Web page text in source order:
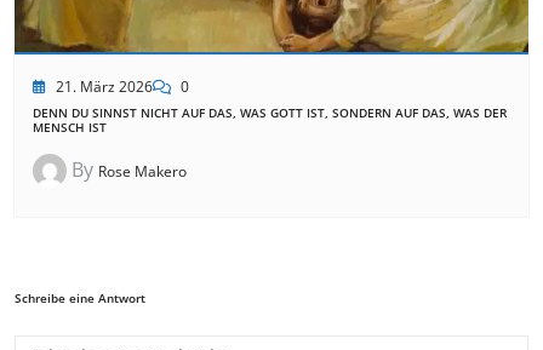
21. März 2026 0
DENN DU SINNST NICHT AUF DAS, WAS GOTT IST, SONDERN AUF DAS, WAS DER
MENSCH IST
By Rose Makero
Schreibe eine Antwort